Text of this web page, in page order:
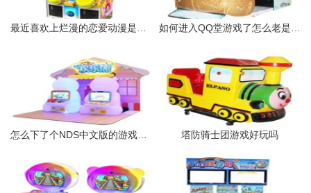
塔防骑士团游戏好玩吗